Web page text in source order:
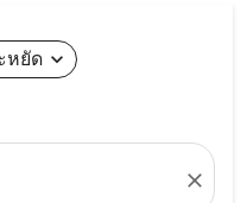
หยัด expand_more
close